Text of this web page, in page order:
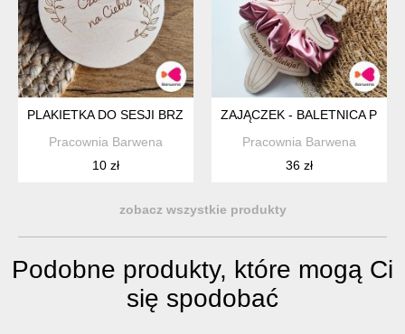
PLAKIETKA DO SESJI BRZUSZKOWEJ - CZEKAMY NA CIEBIE
Pracownia Barwena
10 zł
ZAJĄCZEK - BALETNICA
Pracownia Barwena
36 zł
zobacz wszystkie produkty
Podobne produkty, które mogą Ci
się spodobać